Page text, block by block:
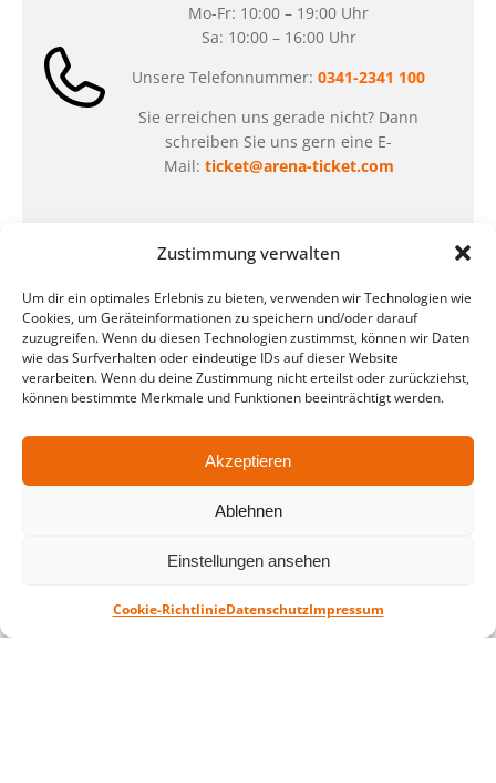
Zustimmung verwalten
Um dir ein optimales Erlebnis zu bieten, verwenden wir Technologien wie
Cookies, um Geräteinformationen zu speichern und/oder darauf
zuzugreifen. Wenn du diesen Technologien zustimmst, können wir Daten
wie das Surfverhalten oder eindeutige IDs auf dieser Website
verarbeiten. Wenn du deine Zustimmung nicht erteilst oder zurückziehst,
können bestimmte Merkmale und Funktionen beeinträchtigt werden.
Akzeptieren
Ablehnen
Einstellungen ansehen
Cookie-RichtlinieDatenschutzImpressum
Mo-Fr: 10:00 – 19:00 Uhr
Sa: 10:00 – 16:00 Uhr
Unsere Telefonnummer: 0341-2341 100
Sie erreichen uns gerade nicht? Dann
schreiben Sie uns gern eine E-
Mail: ticket@arena-ticket.com
unsere Sonderöffnungszeiten im Sommer:
in der Zeit vom 06.07. – 07.08.2026
Montag – Freitag: 10-18 Uhr Samstag:
geschlossen
QUARTERBACK Immobilien ARENA
Am Sportforum 2, 04105 Leipzig
Nahverkehr: Straßenbahn Linien 3, 4, 7, 8, 15
Parken ist während des Ticketkaufs möglich.